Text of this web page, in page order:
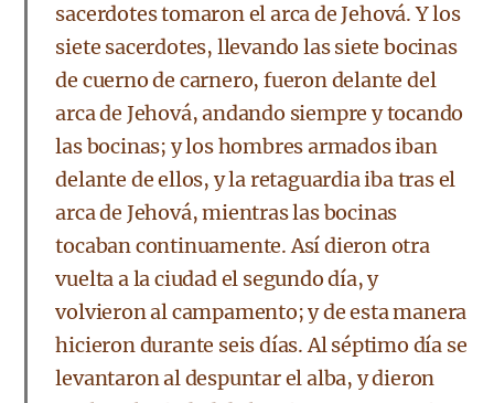
sacerdotes tomaron el arca de Jehová. Y los
siete sacerdotes, llevando las siete bocinas
de cuerno de carnero, fueron delante del
arca de Jehová, andando siempre y tocando
las bocinas; y los hombres armados iban
delante de ellos, y la retaguardia iba tras el
arca de Jehová, mientras las bocinas
tocaban continuamente. Así dieron otra
vuelta a la ciudad el segundo día, y
volvieron al campamento; y de esta manera
hicieron durante seis días. Al séptimo día se
levantaron al despuntar el alba, y dieron